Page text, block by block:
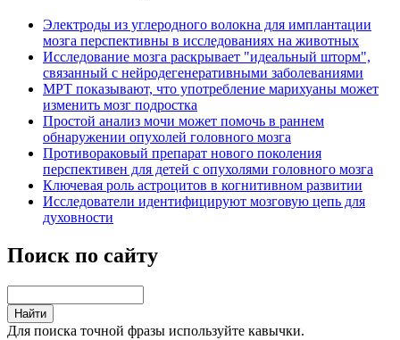
Электроды из углеродного волокна для имплантации
мозга перспективны в исследованиях на животных
Исследование мозга раскрывает "идеальный шторм",
связанный с нейродегенеративными заболеваниями
МРТ показывают, что употребление марихуаны может
изменить мозг подростка
Простой анализ мочи может помочь в раннем
обнаружении опухолей головного мозга
Противораковый препарат нового поколения
перспективен для детей с опухолями головного мозга
Ключевая роль астроцитов в когнитивном развитии
Исследователи идентифицируют мозговую цепь для
духовности
Поиск по сайту
Для поиска точной фразы используйте кавычки.